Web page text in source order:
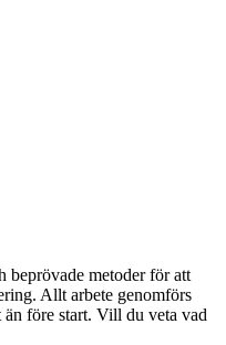
beprövade metoder för att
Allt arbete genomförs
före start. Vill du veta vad